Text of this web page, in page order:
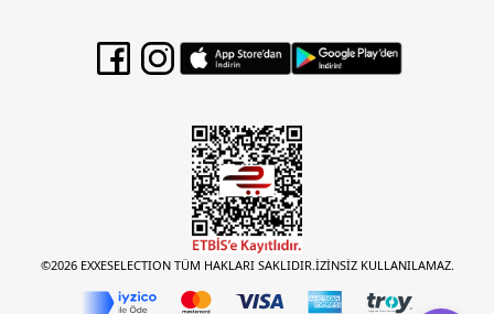
©2026 EXXESELECTION TÜM HAKLARI SAKLIDIR.İZİNSİZ KULLANILAMAZ.